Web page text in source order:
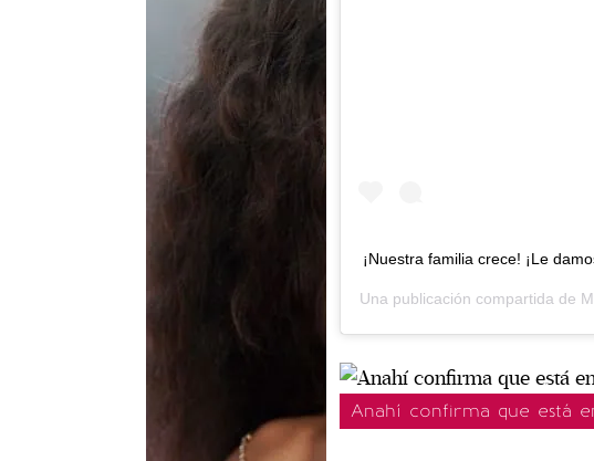
¡Nuestra familia crece! ¡Le
Una publicación compartida de
Anahí confirma que está